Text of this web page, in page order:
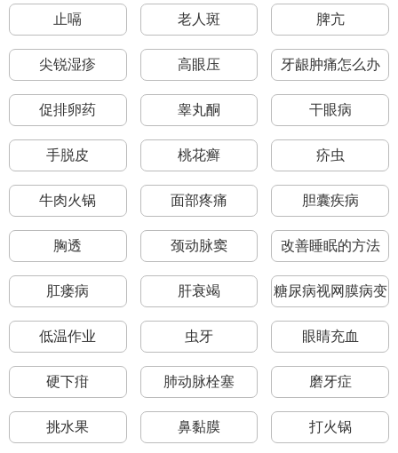
止嗝 老人斑 脾亢
尖锐湿疹 高眼压 牙龈肿痛怎么办
促排卵药 睾丸酮 干眼病
手脱皮 桃花癣 疥虫
牛肉火锅 面部疼痛 胆囊疾病
胸透 颈动脉窦 改善睡眠的方法
肛瘘病 肝衰竭 糖尿病视网膜病变
低温作业 虫牙 眼睛充血
硬下疳 肺动脉栓塞 磨牙症
挑水果 鼻黏膜 打火锅